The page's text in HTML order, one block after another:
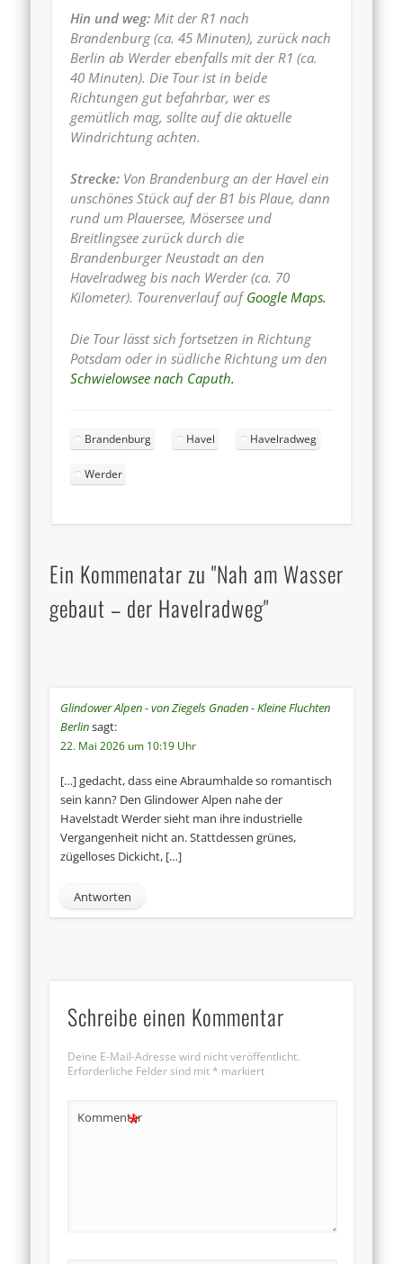
Hin und weg: Mit der R1 nach
Brandenburg (ca. 45 Minuten), zurück nach
Berlin ab Werder ebenfalls mit der R1 (ca.
40 Minuten). Die Tour ist in beide
Richtungen gut befahrbar, wer es
gemütlich mag, sollte auf die aktuelle
Windrichtung achten.
Strecke: Von Brandenburg an der Havel ein
unschönes Stück auf der B1 bis Plaue, dann
rund um Plauersee, Mösersee und
Breitlingsee zurück durch die
Brandenburger Neustadt an den
Havelradweg bis nach Werder (ca. 70
Kilometer). Tourenverlauf aufGoogle Maps.
Die Tour lässt sich fortsetzen in Richtung
Potsdam oder in südliche Richtung um den
Schwielowsee nach Caputh.
Brandenburg Havel Havelradweg
Werder
Ein Kommenatar zu "Nah am Wasser
gebaut – der Havelradweg"
Glindower Alpen - von Ziegels Gnaden - Kleine Fluchten
Berlinsagt:
22. Mai 2026 um 10:19 Uhr
[…] gedacht, dass eine Abraumhalde so romantisch
sein kann? Den Glindower Alpen nahe der
Havelstadt Werder sieht man ihre industrielle
Vergangenheit nicht an. Stattdessen grünes,
zügelloses Dickicht, […]
Antworten
Schreibe einen Kommentar
Deine E-Mail-Adresse wird nicht veröffentlicht.
Erforderliche Felder sind mit * markiert
Kommentar
*